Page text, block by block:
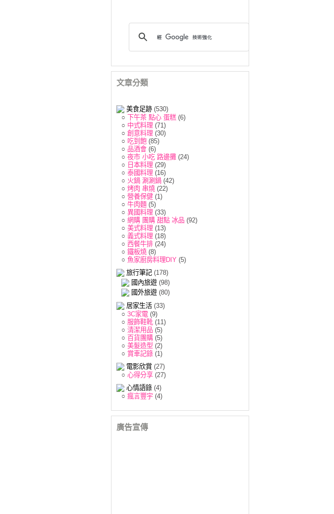
文章分類
美食足跡 (530)
○
下午茶 點心 蛋糕 (6)
○ 中式料理 (71)
○ 創意料理 (30)
○ 吃到飽 (85)
○ 品酒會 (6)
○ 夜市 小吃 路邊攤 (24)
○ 日本料理 (29)
○ 泰國料理 (16)
○ 火鍋 涮涮鍋 (42)
○ 烤肉 串燒 (22)
○ 營養保健 (1)
○ 牛肉麵 (5)
○ 異國料理 (33)
○ 網購 團購 甜點 冰品 (92)
○ 美式料理 (13)
○ 義式料理 (18)
○ 西餐牛排 (24)
○ 鐵板燒 (8)
○ 魚家廚房料理DIY (5)
旅行筆記 (178)
國內旅遊 (98)
國外旅遊 (80)
居家生活 (33)
○ 3C家電 (9)
○ 服飾鞋靴 (11)
○ 清潔用品 (5)
○ 百貨團購 (5)
○ 美髮造型 (2)
○ 賞車記錄 (1)
電影欣賞 (27)
○ 心得分享 (27)
心情語錄 (4)
○ 瘋言豐宇 (4)
廣告宣傳